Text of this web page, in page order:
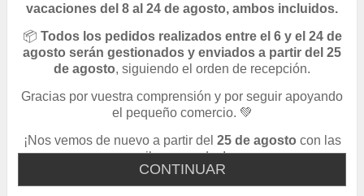
CONTINUAR
vacaciones del 8 al 24 de agosto, ambos incluidos.
📦 Todos los pedidos realizados entre el 6 y el 24 de
agosto serán gestionados y enviados a partir del 25
de agosto, siguiendo el orden de recepción.
Gracias por vuestra comprensión y por seguir apoyando
el pequeño comercio. 💚
¡Nos vemos de nuevo a partir del 25 de agosto con las
pilas cargadas!